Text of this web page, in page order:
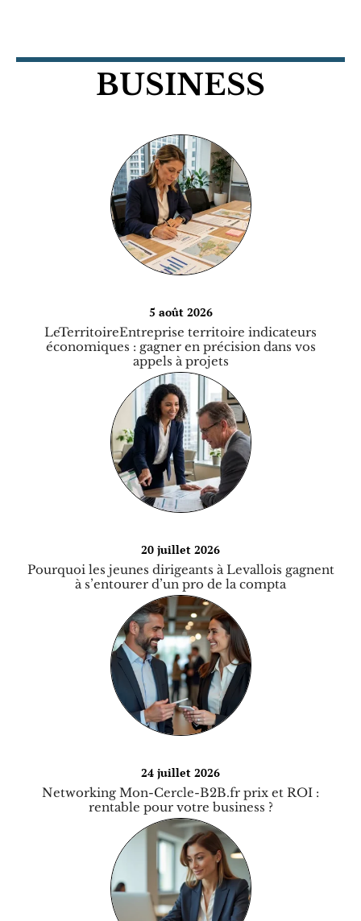
BUSINESS
5 août 2026
LeTerritoireEntreprise territoire indicateurs
économiques : gagner en précision dans vos
appels à projets
20 juillet 2026
Pourquoi les jeunes dirigeants à Levallois gagnent
à s’entourer d’un pro de la compta
24 juillet 2026
Networking Mon-Cercle-B2B.fr prix et ROI :
rentable pour votre business ?